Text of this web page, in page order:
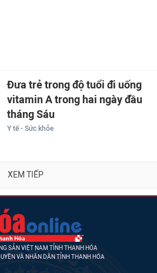
Đưa trẻ trong độ tuổi đi uống
vitamin A trong hai ngày đầu
tháng Sáu
Y tế - Sức khỏe
XEM TIẾP
SẢN VIỆT NAM TỈNH THANH HÓA
VÀ NHÂN DÂN TỈNH THANH HÓA